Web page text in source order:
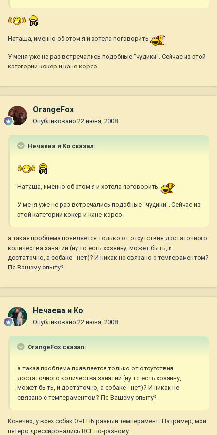
Наташа, именно об этом я и хотела поговорить
У меня уже не раз встречались подобные "чудики". Сейчас из этой
категории кокер и кане-корсо.
OrangeFox
Опубликовано 22 июня, 2008
Нечаева и Ко сказал:
Наташа, именно об этом я и хотела поговорить
У меня уже не раз встречались подобные "чудики". Сейчас из
этой категории кокер и кане-корсо.
а такая проблема появляется только от отсутствия достаточного
количества занятий (ну то есть хозяину, может быть, и
достаточно, а собаке - нет)? И никак не связано с темпераментом?
По Вашему опыту?
Нечаева и Ко
Опубликовано 22 июня, 2008
OrangeFox сказал:
а такая проблема появляется только от отсутствия
достаточного количества занятий (ну то есть хозяину,
может быть, и достаточно, а собаке - нет)? И никак не
связано с темпераментом? По Вашему опыту?
Конечно, у всех собак ОЧЕНЬ разный темперамент. Например, мои
пятеро дрессировались ВСЕ по-разному.